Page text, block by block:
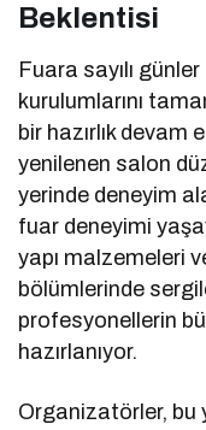
Beklentisi
Fuara sayılı
kurulumlarını
bir hazırlık devam
yenilenen salon
yerinde deneyim
fuar deneyimi
yapı malzemeleri
bölümlerinde
profesyonellerin
hazırlanıyor.
Organizatörler, bu